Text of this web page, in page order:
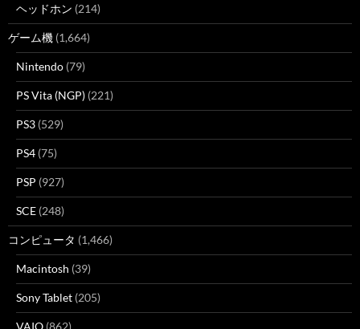
ヘッドホン (214)
ゲーム機 (1,664)
Nintendo (79)
PS Vita (NGP) (221)
PS3 (529)
PS4 (75)
PSP (927)
SCE (248)
コンピュータ (1,466)
Macintosh (39)
Sony Tablet (205)
VAIO (862)